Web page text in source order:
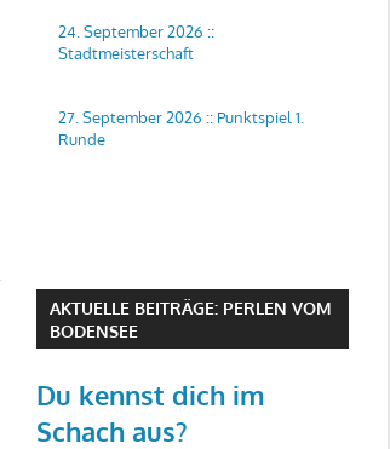
24. September 2026 ::
Stadtmeisterschaft
27. September 2026 :: Punktspiel 1.
Runde
AKTUELLE BEITRÄGE: PERLEN VOM
BODENSEE
Du kennst dich im
Schach aus?